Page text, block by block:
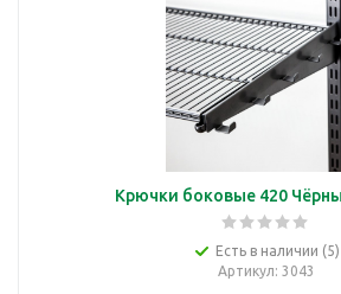
Крючки боковые 420
Есть в наличии (5)
Артикул: 3043